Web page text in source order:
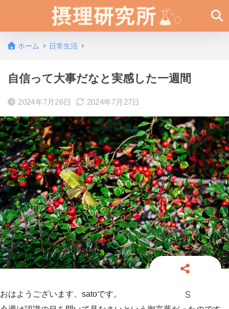
ホーム 日常生活
自信って大事だなと実感した一週間
2024年7月26日 2024年7月27日
おはようございます、satoです。